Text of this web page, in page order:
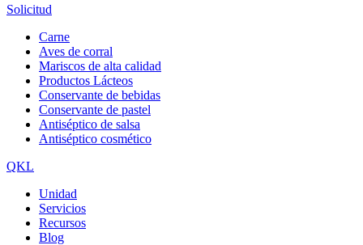
Solicitud
Carne
Aves de corral
Mariscos de alta calidad
Productos Lácteos
Conservante de bebidas
Conservante de pastel
Antiséptico de salsa
Antiséptico cosmético
QKL
Unidad
Servicios
Recursos
Blog